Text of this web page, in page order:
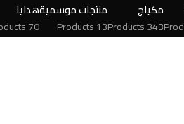
مكياج
343 Products
منتجات موسمية
13 Products
هدايا
70 Products